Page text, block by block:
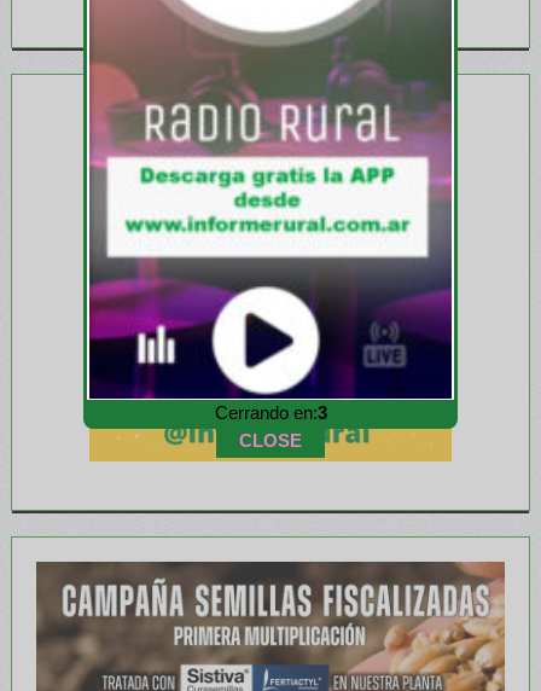
Cerrando en:1
CLOSE